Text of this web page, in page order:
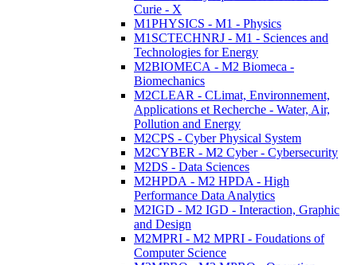
Curie - X
M1PHYSICS - M1 - Physics
M1SCTECHNRJ - M1 - Sciences and
Technologies for Energy
M2BIOMECA - M2 Biomeca -
Biomechanics
M2CLEAR - CLimat, Environnement,
Applications et Recherche - Water, Air,
Pollution and Energy
M2CPS - Cyber Physical System
M2CYBER - M2 Cyber - Cybersecurity
M2DS - Data Sciences
M2HPDA - M2 HPDA - High
Performance Data Analytics
M2IGD - M2 IGD - Interaction, Graphic
and Design
M2MPRI - M2 MPRI - Foudations of
Computer Science